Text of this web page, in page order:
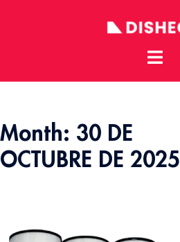
content
Toggle
menu
Month: 30 DE
OCTUBRE DE 2025